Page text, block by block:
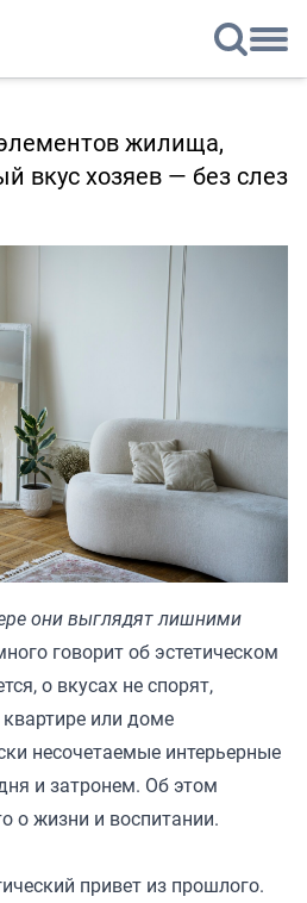
жилища,
вкус хозяев — без слез
они выглядят лишними
говорит об эстетическом
о вкусах не спорят,
квартире или доме
несочетаемые интерьерные
и затронем. Об этом
о жизни и воспитании.
привет из прошлого.